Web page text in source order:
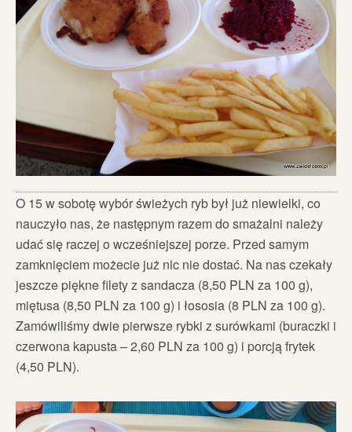
O 15 w sobotę wybór świeżych ryb był już niewielki, co
nauczyło nas, że następnym razem do smażalni należy
udać się raczej o wcześniejszej porze. Przed samym
zamknięciem możecie już nic nie dostać. Na nas czekały
jeszcze piękne filety z sandacza (8,50 PLN za 100 g),
miętusa (8,50 PLN za 100 g) i łososia (8 PLN za 100 g).
Zamówiliśmy dwie pierwsze rybki z surówkami (buraczki i
czerwona kapusta – 2,60 PLN za 100 g) i porcją frytek
(4,50 PLN).